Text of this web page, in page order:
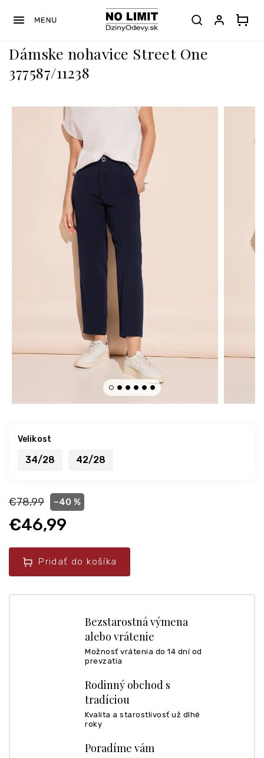
Dámske nohavice Street One
377587/11238
€78,99 –40 %
€46,99
Pridať do košíka
Velikost
34/28 42/28
Bezstarostná výmena
alebo vrátenie
Možnosť vrátenia do 14 dní od
prevzatia
Rodinný obchod s
tradíciou
Kvalita a starostlivosť už dlhé
roky
Poradíme vám